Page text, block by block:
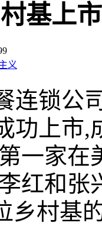
基上
义
连锁公
功上市,
一家在
红和张
乡村基